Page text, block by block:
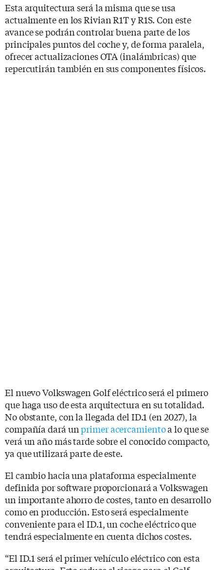
Esta arquitectura será la misma que se usa
actualmente en los Rivian R1T y R1S. Con este
avance se podrán controlar buena parte de los
principales puntos del coche y, de forma paralela,
ofrecer actualizaciones OTA (inalámbricas) que
repercutirán también en sus componentes físicos.
El nuevo Volkswagen Golf eléctrico será el primero
que haga uso de esta arquitectura en su totalidad.
No obstante, con la llegada del ID.1 (en 2027), la
compañía dará unprimer acercamientoa lo que se
verá un año más tarde sobre el conocido compacto,
ya que utilizará parte de este.
El cambio hacia una plataforma especialmente
definida por software proporcionará a Volkswagen
un importante ahorro de costes, tanto en desarrollo
como en producción. Esto será especialmente
conveniente para el ID.1, un coche eléctrico que
tendrá especialmente en cuenta dichos costes.
“El ID.1 será el primer vehículo eléctrico con esta